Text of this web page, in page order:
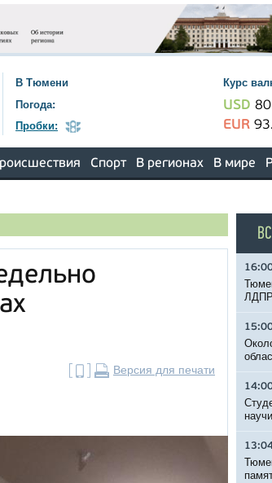
В Тюмени
Погода:
Пробки:
Курс
USD
EUR
Спорт В регионах В мире
Версия для печати
ЛДПР